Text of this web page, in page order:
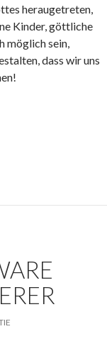
heraugetreten,
Kinder, göttliche
möglich sein,
dass wir uns